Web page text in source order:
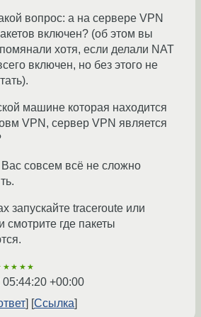
вопрос: а на сервере VPN
включен? (об этом вы
хотя, если делали NAT
включен, но без этого не
машине которая находится
VPN, сервер VPN является
совсем всё не сложно
запускайте traceroute или
смотрите где пакеты
+00:00
Ссылка